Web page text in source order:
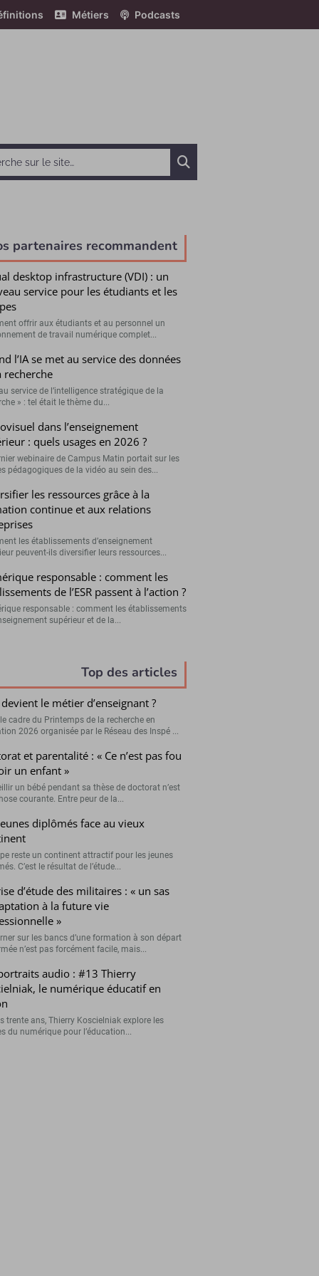
Métiers Podcasts
partenaires recommandent
desktop infrastructure (VDI) : un
service pour les étudiants et les
offrir aux étudiants et au personnel un
de travail numérique complet...
l’IA se met au service des données
recherche
au service de l’intelligence stratégique de la
» : tel était le thème du...
dans l’enseignement
: quels usages en 2026 ?
webinaire de Campus Matin portait sur les
pédagogiques de la vidéo au sein des...
les ressources grâce à la
continue et aux relations
les établissements d’enseignement
peuvent-ils diversifier leurs ressources...
responsable : comment les
de l’ESR passent à l’action ?
responsable : comment les établissements
supérieur et de la...
Top des articles
le métier d’enseignant ?
cadre du Printemps de la recherche en
2026 organisée par le Réseau des Inspé ...
et parentalité : « Ce n’est pas fou
un enfant »
un bébé pendant sa thèse de doctorat n’est
courante. Entre peur de la...
diplômés face au vieux
reste un continent attractif pour les jeunes
C’est le résultat de l’étude...
d’étude des militaires : « un sas
à la future vie
»
sur les bancs d’une formation à son départ
n’est pas forcément facile, mais...
audio : #13 Thierry
le numérique éducatif en
trente ans, Thierry Koscielniak explore les
du numérique pour l’éducation...